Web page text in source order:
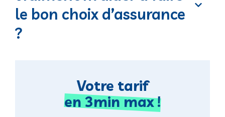
Votre tarif
en 3min max !
le bon choix d’assurance
?